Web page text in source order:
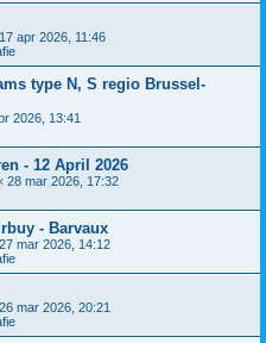
17 apr 2026, 11:46
type N, S regio Brussel-
2026, 13:41
- 12 April 2026
28 mar 2026, 17:32
- Barvaux
27 mar 2026, 14:12
26 mar 2026, 20:21